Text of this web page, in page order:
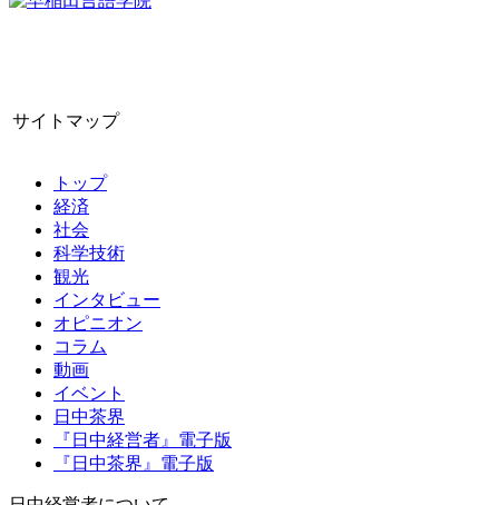
サイトマップ
トップ
経済
社会
科学技術
観光
インタビュー
オピニオン
コラム
動画
イベント
日中茶界
『日中経営者』電子版
『日中茶界』電子版